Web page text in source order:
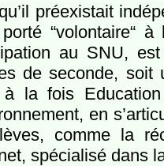
préexistait
“volontaire“
au SNU,
de seconde, soit
à la fois
en
comme la
spécialisé dans